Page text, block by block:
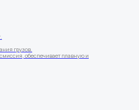
грузов.
обеспечивает плавную и